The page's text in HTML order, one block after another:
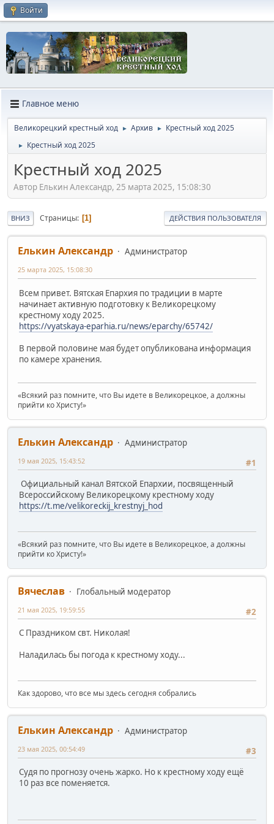
Войти
Главное меню
Великорецкий крестный ход ► Архив ► Крестный ход 2025
► Крестный ход 2025
Крестный ход 2025
Автор Елькин Александр, 25 марта 2025, 15:08:30
ВНИЗ Страницы 1 ДЕЙСТВИЯ ПОЛЬЗОВАТЕЛЯ
Елькин Александр Администратор
25 марта 2025, 15:08:30
Всем привет. Вятская Епархия по традиции в марте
начинает активную подготовку к Великорецкому
крестному ходу 2025.
https://vyatskaya-eparhia.ru/news/eparchy/65742/
В первой половине мая будет опубликована информация
по камере хранения.
«Всякий раз помните, что Вы идете в Великорецкое, а должны
прийти ко Христу!»
Елькин Александр
Администратор
#1
19 мая 2025, 15:43:52
Официальный канал Вятской Епархии, посвященный
Всероссийскому Великорецкому крестному ходу
https://t.me/velikoreckij_krestnyj_hod
«Всякий раз помните, что Вы идете в Великорецкое, а должны
прийти ко Христу!»
Вячеслав
Глобальный модератор
#2
21 мая 2025, 19:59:55
С Праздником свт. Николая!
Наладилась бы погода к крестному ходу...
Как здорово, что все мы здесь сегодня собрались
Елькин Александр
Администратор
#3
23 мая 2025, 00:54:49
Судя по прогнозу очень жарко. Но к крестному ходу ещё
10 раз все поменяется.